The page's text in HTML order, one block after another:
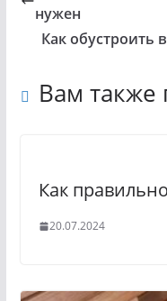
нужен
Как обустроить
Вам также
Как
20.07.2024